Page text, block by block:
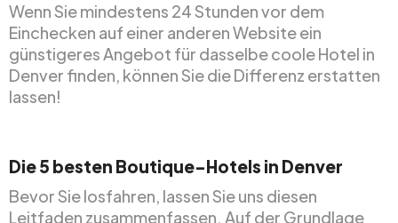
Wenn Sie mindestens 24 Stunden vor dem
Einchecken auf einer anderen Website ein
günstigeres Angebot für dasselbe coole Hotel in
Denver finden, können Sie die Differenz erstatten
lassen!
Die 5 besten Boutique-Hotels in Denver
Bevor Sie losfahren, lassen Sie uns diesen
Leitfaden zusammenfassen. Auf der Grundlage